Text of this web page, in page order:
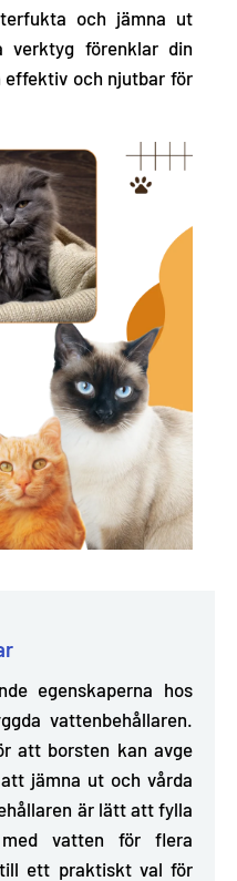
och jämna ut
verktyg förenklar din
effektiv och njutbar för
egenskaperna hos
vattenbehållaren.
att borsten kan avge
jämna ut och vårda
är lätt att fylla
vatten för flera
ett praktiskt val för